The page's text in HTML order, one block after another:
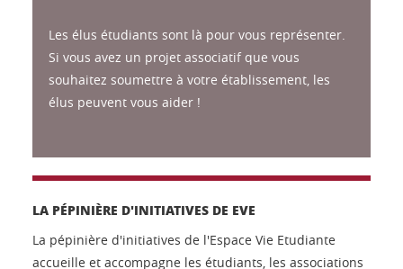
Les élus étudiants sont là pour vous représenter.
Si vous avez un projet associatif que vous
souhaitez soumettre à votre établissement, les
élus peuvent vous aider !
LA PÉPINIÈRE D'INITIATIVES DE EVE
La pépinière d'initiatives de l'Espace Vie Etudiante
accueille et accompagne les étudiants, les associations